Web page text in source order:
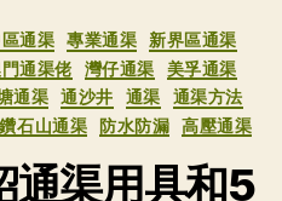
分
类
通渠 專業通渠
新界區通渠
通渠佬 灣仔通渠
美孚通渠
通渠 通沙井 通渠
通渠方法
鑽石山通渠 防水防漏 高壓通渠
通渠用具和5